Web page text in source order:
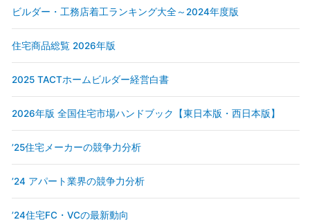
ビルダー・工務店着工ランキング大全～2024年度版
住宅商品総覧 2026年版
2025 TACTホームビルダー経営白書
2026年版 全国住宅市場ハンドブック【東日本版・西日本版】
’25住宅メーカーの競争力分析
’24 アパート業界の競争力分析
’24住宅FC・VCの最新動向